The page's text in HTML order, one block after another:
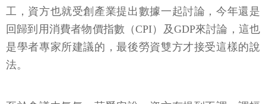
工，資方也就受創產業提出數據一起討論，今年還是
回歸到用消費者物價指數（CPI）及GDP來討論，這也
是學者專家所建議的，最後勞資雙方才接受這樣的說
法。